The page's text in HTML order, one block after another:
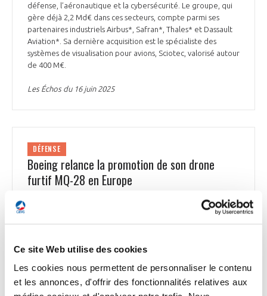
Ce site Web utilise des cookies
Les cookies nous permettent de personnaliser le contenu
et les annonces, d'offrir des fonctionnalités relatives aux
défense, l’aéronautique et la cybersécurité. Le groupe, qui
gère déjà 2,2 Md€ dans ces secteurs, compte parmi ses
partenaires industriels Airbus*, Safran*, Thales* et Dassault
Aviation*. Sa dernière acquisition est le spécialiste des
systèmes de visualisation pour avions, Sciotec, valorisé autour
de 400 M€.
Les Échos du 16 juin 2025
DÉFENSE
Boeing relance la promotion de son drone
furtif MQ-28 en Europe
Fort du contrat du F-47, futur avion de combat américain de
6ème génération, Boeing Defense and Space veut accélérer
la commercialisation de son drone furtif multirôle MQ-28 «
28 a réussi des tests avancés de coordination avec l’E-7A
européens, notamment au Royaume-Uni. Le groupe entend
aussi poursuivre ses projets spatiaux, avec un vol du lanceur